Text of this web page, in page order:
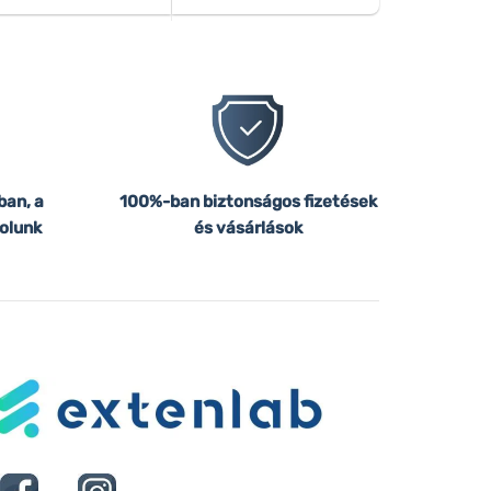
a
100%-ban biztonságos fizetések
és vásárlások